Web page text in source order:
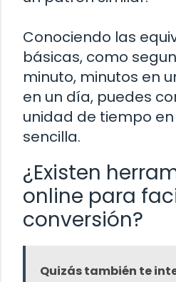
Conociendo las
básicas, como
minuto, minutos en
en un día, puedes
unidad de tiempo
sencilla.
¿Existen
online para
conversión?
Quizás también te